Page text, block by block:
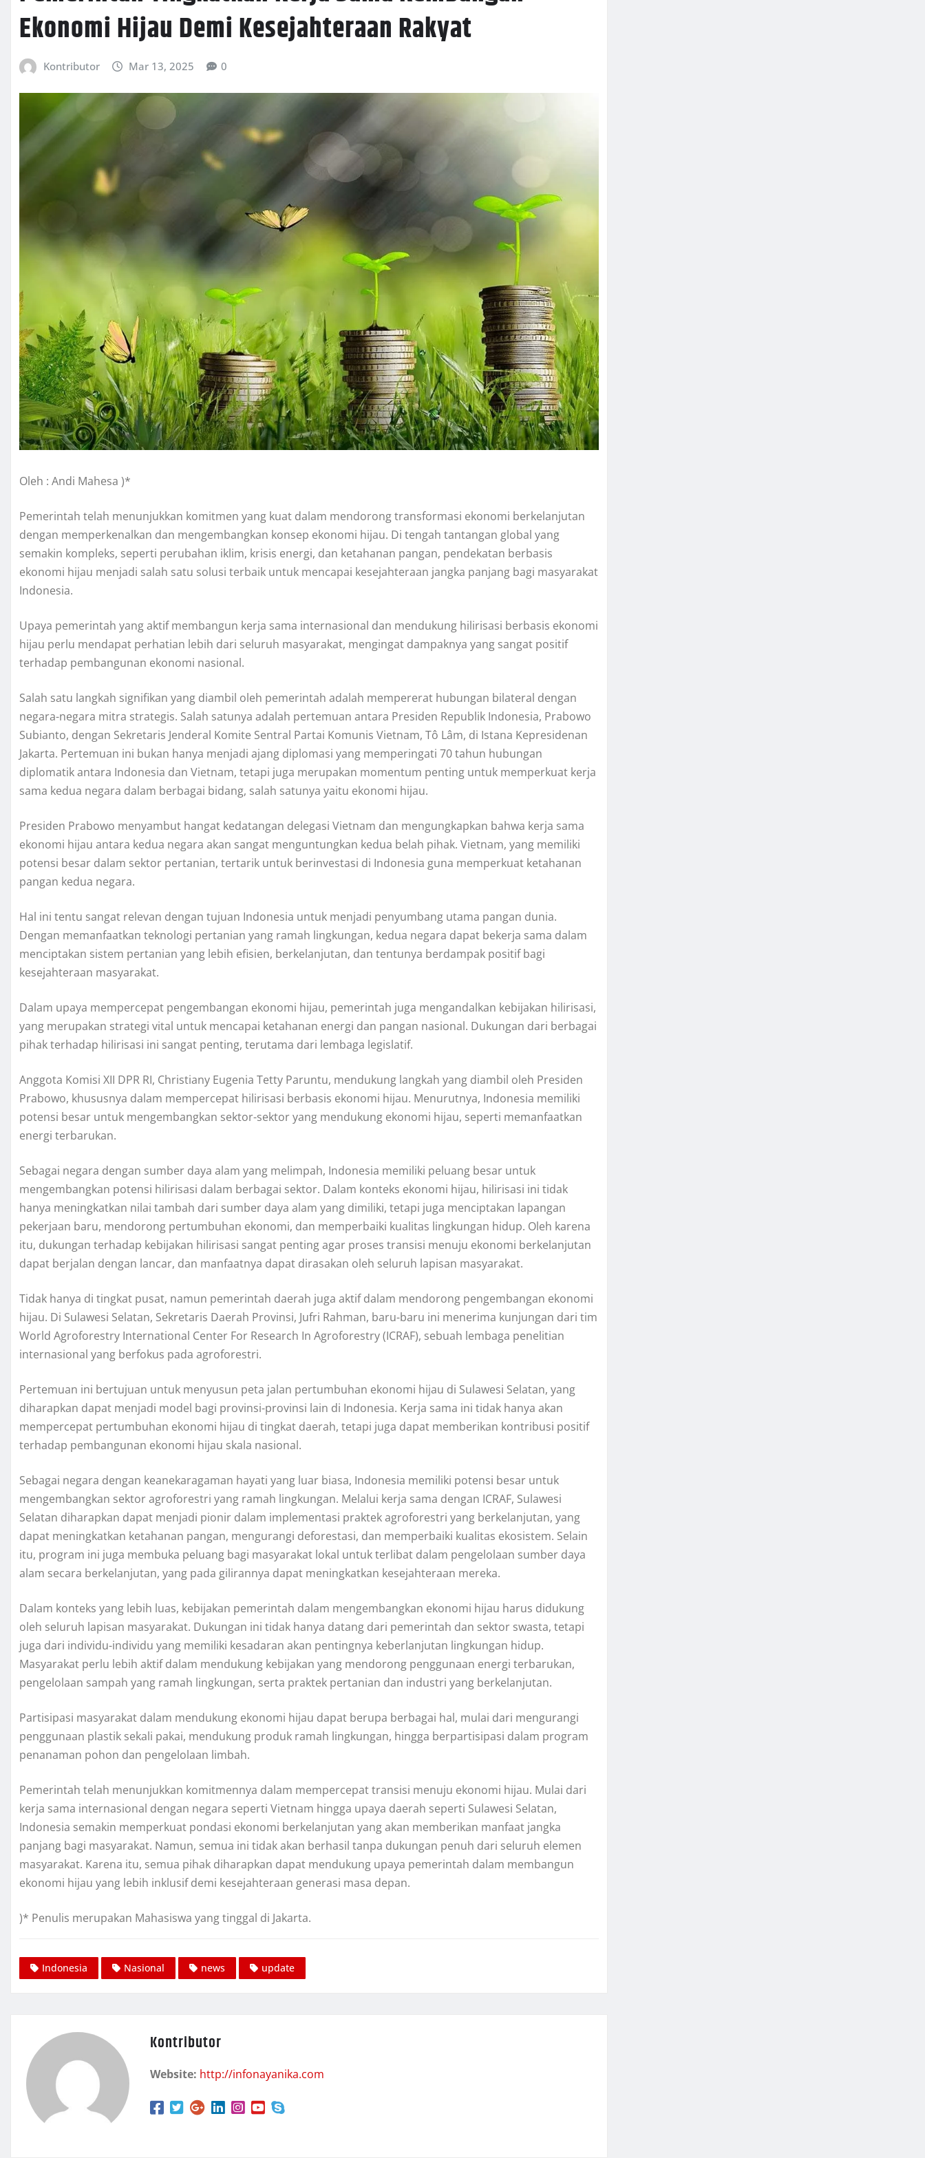
Ekonomi Hijau Demi Kesejahteraan Rakyat
Kontributor Mar 13, 2025 0
Oleh : Andi Mahesa )*
Pemerintah telah menunjukkan komitmen yang kuat dalam mendorong transformasi ekonomi berkelanjutan
dengan memperkenalkan dan mengembangkan konsep ekonomi hijau. Di tengah tantangan global yang
semakin kompleks, seperti perubahan iklim, krisis energi, dan ketahanan pangan, pendekatan berbasis
ekonomi hijau menjadi salah satu solusi terbaik untuk mencapai kesejahteraan jangka panjang bagi masyarakat
Indonesia.
Upaya pemerintah yang aktif membangun kerja sama internasional dan mendukung hilirisasi berbasis ekonomi
hijau perlu mendapat perhatian lebih dari seluruh masyarakat, mengingat dampaknya yang sangat positif
terhadap pembangunan ekonomi nasional.
Salah satu langkah signifikan yang diambil oleh pemerintah adalah mempererat hubungan bilateral dengan
negara-negara mitra strategis. Salah satunya adalah pertemuan antara Presiden Republik Indonesia, Prabowo
Subianto, dengan Sekretaris Jenderal Komite Sentral Partai Komunis Vietnam, Tô Lâm, di Istana Kepresidenan
Jakarta. Pertemuan ini bukan hanya menjadi ajang diplomasi yang memperingati 70 tahun hubungan
diplomatik antara Indonesia dan Vietnam, tetapi juga merupakan momentum penting untuk memperkuat kerja
sama kedua negara dalam berbagai bidang, salah satunya yaitu ekonomi hijau.
Presiden Prabowo menyambut hangat kedatangan delegasi Vietnam dan mengungkapkan bahwa kerja sama
ekonomi hijau antara kedua negara akan sangat menguntungkan kedua belah pihak. Vietnam, yang memiliki
potensi besar dalam sektor pertanian, tertarik untuk berinvestasi di Indonesia guna memperkuat ketahanan
pangan kedua negara.
Hal ini tentu sangat relevan dengan tujuan Indonesia untuk menjadi penyumbang utama pangan dunia.
Dengan memanfaatkan teknologi pertanian yang ramah lingkungan, kedua negara dapat bekerja sama dalam
menciptakan sistem pertanian yang lebih efisien, berkelanjutan, dan tentunya berdampak positif bagi
kesejahteraan masyarakat.
Dalam upaya mempercepat pengembangan ekonomi hijau, pemerintah juga mengandalkan kebijakan hilirisasi,
yang merupakan strategi vital untuk mencapai ketahanan energi dan pangan nasional. Dukungan dari berbagai
pihak terhadap hilirisasi ini sangat penting, terutama dari lembaga legislatif.
Anggota Komisi XII DPR RI, Christiany Eugenia Tetty Paruntu, mendukung langkah yang diambil oleh Presiden
Prabowo, khususnya dalam mempercepat hilirisasi berbasis ekonomi hijau. Menurutnya, Indonesia memiliki
potensi besar untuk mengembangkan sektor-sektor yang mendukung ekonomi hijau, seperti memanfaatkan
energi terbarukan.
Sebagai negara dengan sumber daya alam yang melimpah, Indonesia memiliki peluang besar untuk
mengembangkan potensi hilirisasi dalam berbagai sektor. Dalam konteks ekonomi hijau, hilirisasi ini tidak
hanya meningkatkan nilai tambah dari sumber daya alam yang dimiliki, tetapi juga menciptakan lapangan
pekerjaan baru, mendorong pertumbuhan ekonomi, dan memperbaiki kualitas lingkungan hidup. Oleh karena
itu, dukungan terhadap kebijakan hilirisasi sangat penting agar proses transisi menuju ekonomi berkelanjutan
dapat berjalan dengan lancar, dan manfaatnya dapat dirasakan oleh seluruh lapisan masyarakat.
Tidak hanya di tingkat pusat, namun pemerintah daerah juga aktif dalam mendorong pengembangan ekonomi
hijau. Di Sulawesi Selatan, Sekretaris Daerah Provinsi, Jufri Rahman, baru-baru ini menerima kunjungan dari tim
World Agroforestry International Center For Research In Agroforestry (ICRAF), sebuah lembaga penelitian
internasional yang berfokus pada agroforestri.
Pertemuan ini bertujuan untuk menyusun peta jalan pertumbuhan ekonomi hijau di Sulawesi Selatan, yang
diharapkan dapat menjadi model bagi provinsi-provinsi lain di Indonesia. Kerja sama ini tidak hanya akan
mempercepat pertumbuhan ekonomi hijau di tingkat daerah, tetapi juga dapat memberikan kontribusi positif
terhadap pembangunan ekonomi hijau skala nasional.
Sebagai negara dengan keanekaragaman hayati yang luar biasa, Indonesia memiliki potensi besar untuk
mengembangkan sektor agroforestri yang ramah lingkungan. Melalui kerja sama dengan ICRAF, Sulawesi
Selatan diharapkan dapat menjadi pionir dalam implementasi praktek agroforestri yang berkelanjutan, yang
dapat meningkatkan ketahanan pangan, mengurangi deforestasi, dan memperbaiki kualitas ekosistem. Selain
itu, program ini juga membuka peluang bagi masyarakat lokal untuk terlibat dalam pengelolaan sumber daya
alam secara berkelanjutan, yang pada gilirannya dapat meningkatkan kesejahteraan mereka.
Dalam konteks yang lebih luas, kebijakan pemerintah dalam mengembangkan ekonomi hijau harus didukung
oleh seluruh lapisan masyarakat. Dukungan ini tidak hanya datang dari pemerintah dan sektor swasta, tetapi
juga dari individu-individu yang memiliki kesadaran akan pentingnya keberlanjutan lingkungan hidup.
Masyarakat perlu lebih aktif dalam mendukung kebijakan yang mendorong penggunaan energi terbarukan,
pengelolaan sampah yang ramah lingkungan, serta praktek pertanian dan industri yang berkelanjutan.
Partisipasi masyarakat dalam mendukung ekonomi hijau dapat berupa berbagai hal, mulai dari mengurangi
penggunaan plastik sekali pakai, mendukung produk ramah lingkungan, hingga berpartisipasi dalam program
penanaman pohon dan pengelolaan limbah.
Pemerintah telah menunjukkan komitmennya dalam mempercepat transisi menuju ekonomi hijau. Mulai dari
kerja sama internasional dengan negara seperti Vietnam hingga upaya daerah seperti Sulawesi Selatan,
Indonesia semakin memperkuat pondasi ekonomi berkelanjutan yang akan memberikan manfaat jangka
panjang bagi masyarakat. Namun, semua ini tidak akan berhasil tanpa dukungan penuh dari seluruh elemen
masyarakat. Karena itu, semua pihak diharapkan dapat mendukung upaya pemerintah dalam membangun
ekonomi hijau yang lebih inklusif demi kesejahteraan generasi masa depan.
)* Penulis merupakan Mahasiswa yang tinggal di Jakarta.
Indonesia Nasional news update
Kontributor
Website: http://infonayanika.com